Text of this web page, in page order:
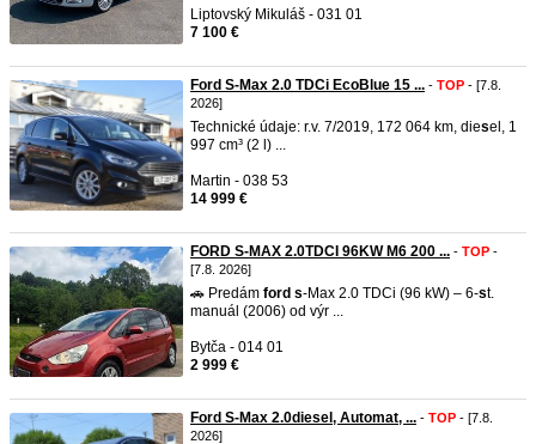
Liptovský Mikuláš - 031 01
7 100 €
Ford S-Max 2.0 TDCi EcoBlue 15 ... - TOP - [7.8.
2026]
Technické údaje: r.v. 7/2019, 172 064 km, diesel, 1
997 cm³ (2 l) ...
Martin - 038 53
14 999 €
FORD S-MAX 2.0TDCI 96KW M6 200 ... - TOP -
[7.8. 2026]
🚗 Predám ford s-Max 2.0 TDCi (96 kW) – 6-st.
manuál (2006) od výr ...
Bytča - 014 01
2 999 €
Ford S-Max 2.0diesel, Automat, ... - TOP - [7.8.
2026]